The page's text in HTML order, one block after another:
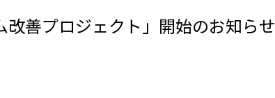
改善プロジェクト」開始のお知らせ